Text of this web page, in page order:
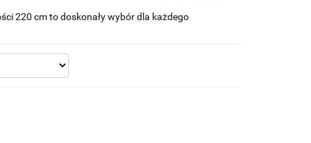
220 cm to doskonały wybór dla każdego